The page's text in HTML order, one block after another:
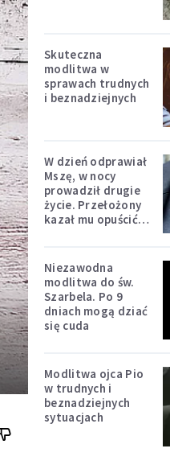
Skuteczna
modlitwa w
sprawach trudnych
i beznadziejnych
W dzień odprawiał
Mszę, w nocy
prowadził drugie
życie. Przełożony
kazał mu opuścić
Niezawodna
modlitwa do św.
Szarbela. Po 9
dniach mogą dziać
się cuda
Modlitwa ojca Pio
w trudnych i
beznadziejnych
sytuacjach